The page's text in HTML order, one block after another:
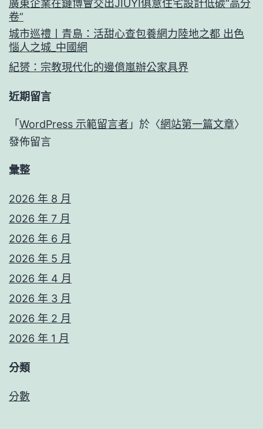
廣東企業在鏈博會交出JIUYI俱意住宅設計低碳“高分
卷”
城市巡禮丨青島：活甜心查包養網力陸地之都 出色
惱人之城_中國網
紀赟：宗教現代化的邊億嵐辦公家具界
近期留言
「 WordPress 示範留言者 」於〈網站第一篇文章〉
發佈留言
彙整
2026 年 8 月
2026 年 7 月
2026 年 6 月
2026 年 5 月
2026 年 4 月
2026 年 3 月
2026 年 2 月
2026 年 1 月
分類
分數